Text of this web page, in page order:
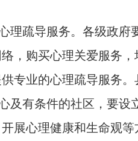
理疏导服务。 各级政府
，购买心理关爱服务
专业的心理疏导服务
及有条件的社区，要设
展心理健康和生命观